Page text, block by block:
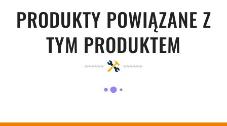
PRODUKTY POWIĄZANE Z
TYM PRODUKTEM